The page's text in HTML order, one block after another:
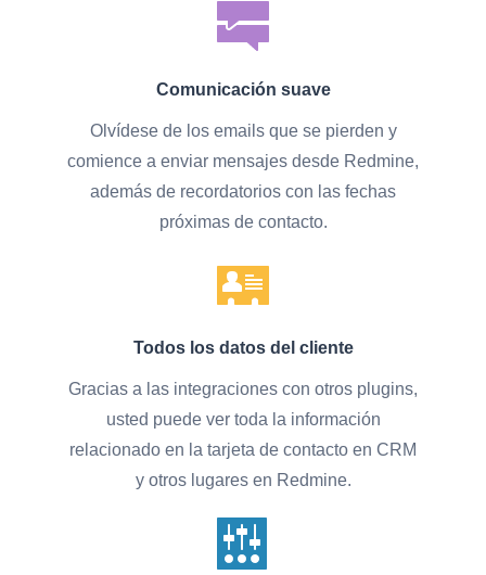
Comunicación suave
Olvídese de los emails que se pierden y
comience a enviar mensajes desde Redmine,
además de recordatorios con las fechas
próximas de contacto.
Todos los datos del cliente
Gracias a las integraciones con otros plugins,
usted puede ver toda la información
relacionado en la tarjeta de contacto en CRM
y otros lugares en Redmine.